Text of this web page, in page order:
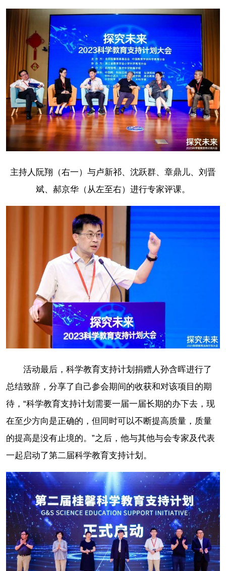
主持人阮翔（右一）与卢新祁、沈跃群、章鼎儿、刘晋
斌、郝京华（从左至右）进行专家评课。
活动最后，科学教育支持计划捐赠人孙含晖进行了
总结致辞，分享了自己参会期间的收获和对该项目的期
待，“科学教育支持计划需要一届一届长期的办下去，现
在至少方向是正确的，但同时可以不断提高质量，质量
的提高是没有止境的。”之后，他与其他与会专家及代表
一起启动了第二届科学教育支持计划。